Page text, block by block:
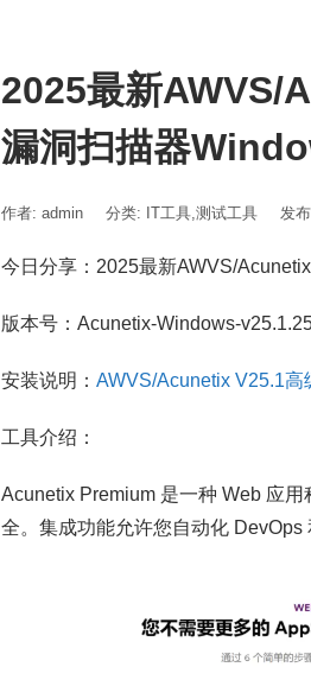
2025最新AWVS/
漏洞扫描器
作者: admin 分类: IT工具,测试工具 发
今日分享：2025最新AWVS/
版本号：Acunetix-Windows-
安装说明： AWVS/Acunetix V25.1
工具介绍：
Acunetix Premium 是一种 Web 应
全。集成功能允许您自动化 DevOps